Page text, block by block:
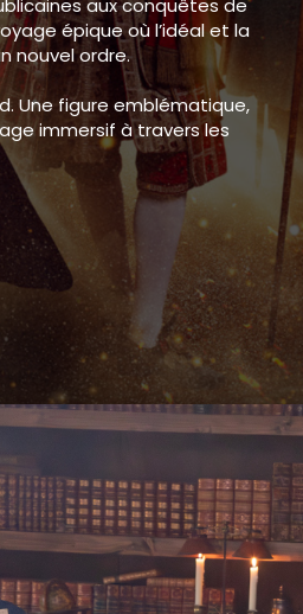
aux conquêtes de
épique où l’idéal et la
nouvel ordre.
Une figure emblématique,
immersif à travers les